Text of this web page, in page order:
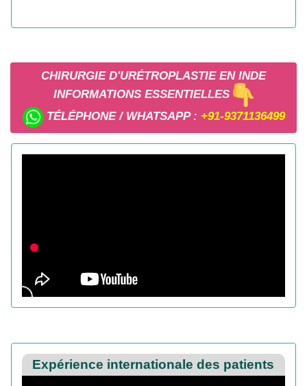
CHIRURGIE D'URÉTROPLASTIE EN INDE
INFORMATIONS ESSENTIELLES
TÉLÉPHONE / WHATSAPP : +91-9371136499
Expérience internationale des patients